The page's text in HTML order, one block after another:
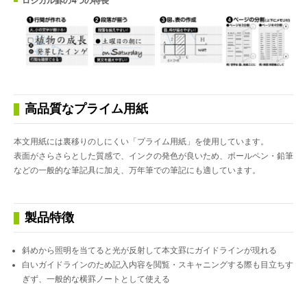
高品質なプライム用紙
本文用紙には裏移りのしにくい「プライム用紙」を使用しています。
表面がさらさらとした質感で、インクの発色が良いため、ボールペン・鉛筆
などの一般的な筆記具に加え、万年筆での筆記にも適しています。
製品特徴
斜めから照明を当てると光が反射して本文罫にガイドラインが現れる
白いガイドラインのため記入内容を閲覧・スキャニングする際も目立ちす
ぎず、一般的な横罫ノートとして使える